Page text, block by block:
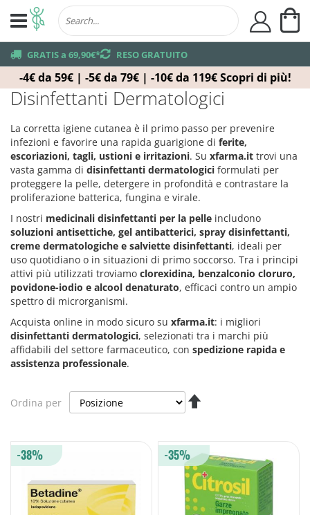
-4€ da 59€ | -5€ da 79€ | -10€ da 119€ Scopri di più!
truck GRATIS a 69,90€*returns RESO GRATUITO
user
Disinfettanti Dermatologici
La corretta igiene cutanea è il primo passo per prevenire
infezioni e favorire una rapida guarigione di ferite,
escoriazioni, tagli, ustioni e irritazioni. Su xfarma.it trovi una
vasta gamma di disinfettanti dermatologici formulati per
proteggere la pelle, detergere in profondità e contrastare la
proliferazione batterica, fungina e virale.
I nostri medicinali disinfettanti per la pelle includono
soluzioni antisettiche, gel antibatterici, spray disinfettanti,
creme dermatologiche e salviette disinfettanti, ideali per
uso quotidiano o in situazioni di primo soccorso. Tra i principi
attivi più utilizzati troviamo clorexidina, benzalconio cloruro,
povidone-iodio e alcool denaturato, efficaci contro un ampio
spettro di microrganismi.
Acquista online in modo sicuro su xfarma.it: i migliori
disinfettanti dermatologici, selezionati tra i marchi più
affidabili del settore farmaceutico, con spedizione rapida e
assistenza professionale.
Ordina per
-38% -35%